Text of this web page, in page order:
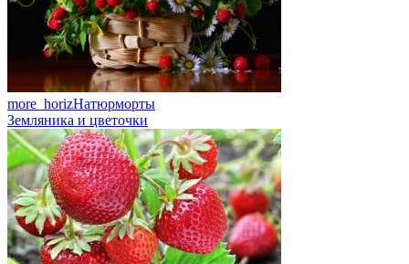
more_horizНатюрморты
Земляника и цветочки